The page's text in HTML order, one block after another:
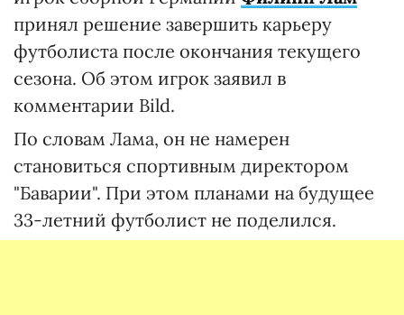
принял решение завершить карьеру
футболиста после окончания текущего
сезона. Об этом игрок заявил в
комментарии Bild.
По словам Лама, он не намерен
становиться спортивным директором
"Баварии". При этом планами на будущее
33-летний футболист не поделился.